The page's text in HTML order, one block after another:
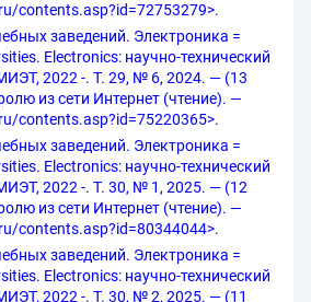
contents.asp?id=72753279>.
заведений. Электроника =
Electronics: научно-технический
2022 -. Т. 29, № 6, 2024. — (13
из сети Интернет (чтение). —
contents.asp?id=75220365>.
заведений. Электроника =
Electronics: научно-технический
2022 -. Т. 30, № 1, 2025. — (12
из сети Интернет (чтение). —
contents.asp?id=80344044>.
заведений. Электроника =
Electronics: научно-технический
2022 -. Т. 30, № 2, 2025. — (11